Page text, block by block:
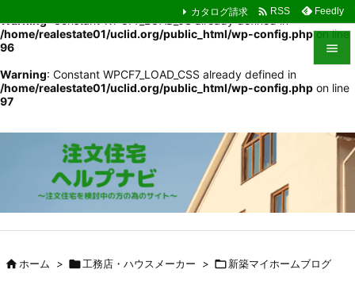
Warning: Constant WPCF7_LOAD_JS already defined in
/home/realestate01/uclid.org/public_html/wp-config.phpon line
96
Warning: Constant WPCF7_LOAD_CSS already defined in
/home/realestate01/uclid.org/public_html/wp-config.php on line
97


メニュ
サイド


カタログ請求  RSS Feedly
ホーム > 工務店・ハウスメーカー > 新築マイホームブログ